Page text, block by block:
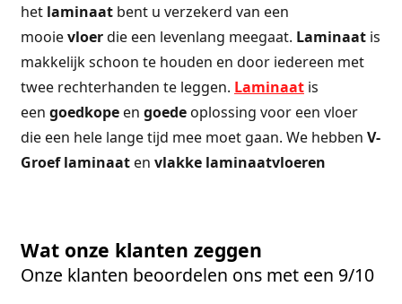
het laminaatbent u verzekerd van een
mooievloerdie een levenlang meegaat. Laminaatis
makkelijk schoon te houden en door iedereen met
twee rechterhanden te leggen. Laminaatis
een goedkopeen goedeoplossing voor een vloer
die een hele lange tijd mee moet gaan. We hebben V-
Groef laminaaten vlakke laminaatvloeren
Wat onze klanten zeggen
Onze klanten beoordelen ons met een 9/10